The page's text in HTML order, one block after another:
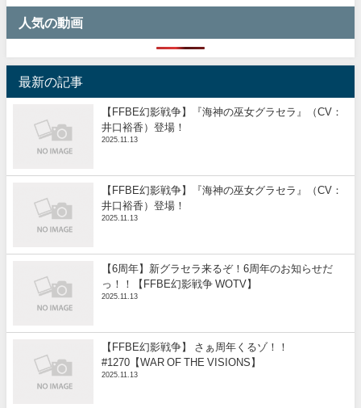
人気の動画
最新の記事
【FFBE幻影戦争】『海神の巫女グラセラ』（CV：
井口裕香）登場！
2025.11.13
【FFBE幻影戦争】『海神の巫女グラセラ』（CV：
井口裕香）登場！
2025.11.13
【6周年】新グラセラ来るぞ！6周年のお知らせだ
っ！！【FFBE幻影戦争 WOTV】
2025.11.13
【FFBE幻影戦争】 さぁ周年くるゾ！！
#1270【WAR OF THE VISIONS】
2025.11.13